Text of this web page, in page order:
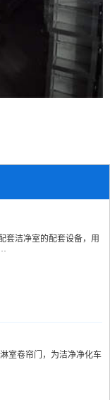
套洁净室的配套设备，用
室卷帘门，为洁净净化车